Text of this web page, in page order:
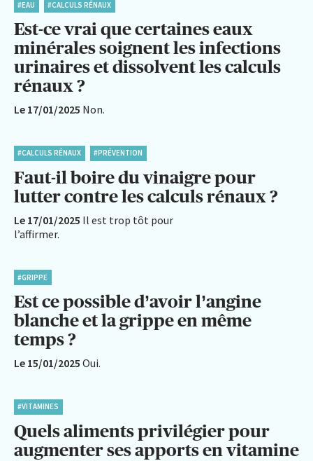
#EAU #CALCULS RÉNAUX
Est-ce vrai que certaines eaux
minérales soignent les infections
urinaires et dissolvent les calculs
rénaux ?
Le 17/01/2025 Non.
#CALCULS RÉNAUX #PRÉVENTION
Faut-il boire du vinaigre pour
lutter contre les calculs rénaux ?
Le 17/01/2025 Il est trop tôt pour
l’affirmer.
#GRIPPE
Est ce possible d’avoir l’angine
blanche et la grippe en même
temps ?
Le 15/01/2025 Oui.
#VITAMINES
Quels aliments privilégier pour
augmenter ses apports en vitamine